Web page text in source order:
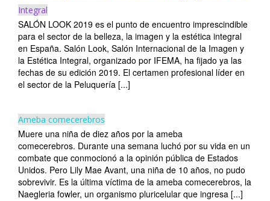
Integral
SALÓN LOOK 2019 es el punto de encuentro imprescindible
para el sector de la belleza, la imagen y la estética integral
en España. Salón Look, Salón Internacional de la Imagen y
la Estética Integral, organizado por IFEMA, ha fijado ya las
fechas de su edición 2019. El certamen profesional líder en
el sector de la Peluquería [...]
Ameba comecerebros
Muere una niña de diez años por la ameba
comecerebros. Durante una semana luchó por su vida en un
combate que conmocionó a la opinión pública de Estados
Unidos. Pero Lily Mae Avant, una niña de 10 años, no pudo
sobrevivir. Es la última víctima de la ameba comecerebros, la
Naegleria fowler, un organismo pluricelular que ingresa [...]